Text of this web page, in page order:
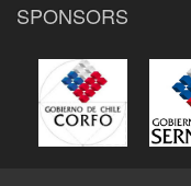
SPONSORS